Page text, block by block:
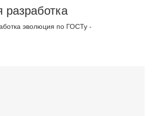
разработка
эволюция по ГОСТу -